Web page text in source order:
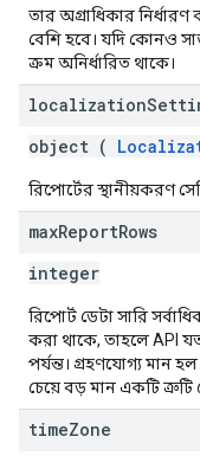
তার অগ্রাধিকার
বেশি হবে। যদি কোনও
ক্রম অনির্ধারিত থাকে।
localization
object (
রিপোর্টের স্থানীয়করণ
maxReportRows
integer
রিপোর্ট ডেটা সারি
করা থাকে, তাহলে API
পর্যন্ত। গ্রহণযোগ্য মান
চেয়ে বড় মান একটি ত্রুটি
timeZone